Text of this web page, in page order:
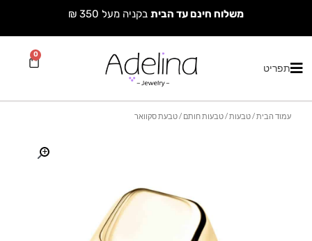
משלוח חינם עד הבית בקניה מעל 350 ₪
תפריט
0
עגלת
עמוד הבית/טבעות/טבעות חותם / טבעת סקוואר